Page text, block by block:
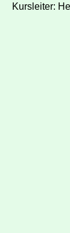
Kursleiter: